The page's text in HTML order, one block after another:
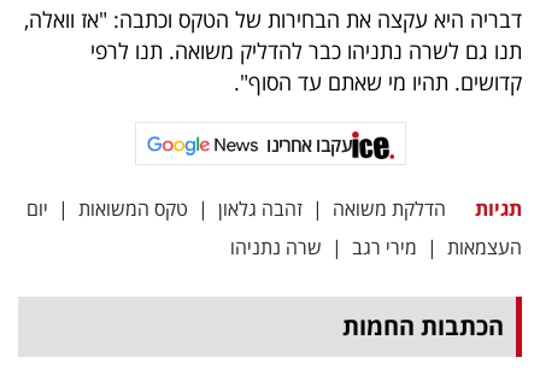
דבריה היא עקצה את הבחירות של הטקס וכתבה: "אז וואלה,
תנו גם לשרה נתניהו כבר להדליק משואה. תנו לרפי
קדושים. תהיו מי שאתם עד הסוף".
עקבו אחרינו
תגיות הדלקת משואה | זהבה גלאון | טקס המשואות | יום
העצמאות | מירי רגב | שרה נתניהו
הכתבות החמות